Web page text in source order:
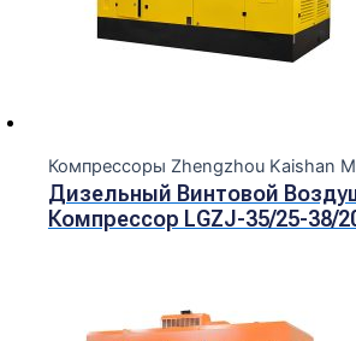
Компрессоры Zhengzhou Kaishan
Дизельный Винтовой
Компрессор LGZJ-35/25-38/